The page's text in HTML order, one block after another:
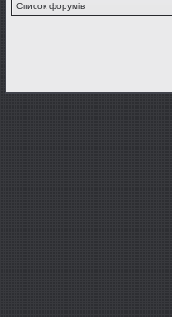
Список форумів